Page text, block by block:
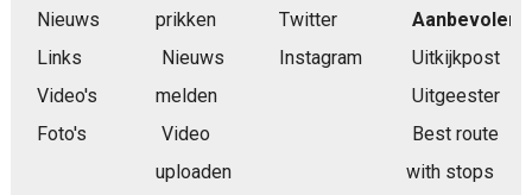
Nieuws
Links
Video's
Foto's
prikken
Nieuws
melden
Video
uploaden
Twitter
Instagram
Aanbevolen
Uitkijkpost
Uitgeester
Best route
with stops